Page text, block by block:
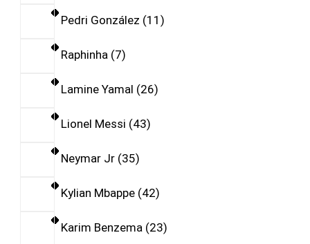
Pedri González 11
Raphinha 7
Lamine Yamal 26
Lionel Messi 43
Neymar Jr 35
Kylian Mbappe 42
Karim Benzema 23